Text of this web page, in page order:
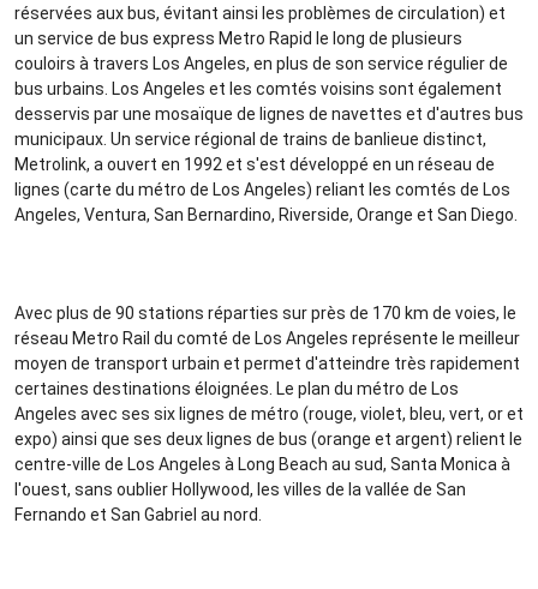
réservées aux bus, évitant ainsi les problèmes de circulation) et
un service de bus express Metro Rapid le long de plusieurs
couloirs à travers Los Angeles, en plus de son service régulier de
bus urbains. Los Angeles et les comtés voisins sont également
desservis par une mosaïque de lignes de navettes et d'autres bus
municipaux. Un service régional de trains de banlieue distinct,
Metrolink, a ouvert en 1992 et s'est développé en un réseau de
lignes (carte du métro de Los Angeles) reliant les comtés de Los
Angeles, Ventura, San Bernardino, Riverside, Orange et San Diego.
Avec plus de 90 stations réparties sur près de 170 km de voies, le
réseau Metro Rail du comté de Los Angeles représente le meilleur
moyen de transport urbain et permet d'atteindre très rapidement
certaines destinations éloignées. Le plan du métro de Los
Angeles avec ses six lignes de métro (rouge, violet, bleu, vert, or et
expo) ainsi que ses deux lignes de bus (orange et argent) relient le
centre-ville de Los Angeles à Long Beach au sud, Santa Monica à
l'ouest, sans oublier Hollywood, les villes de la vallée de San
Fernando et San Gabriel au nord.